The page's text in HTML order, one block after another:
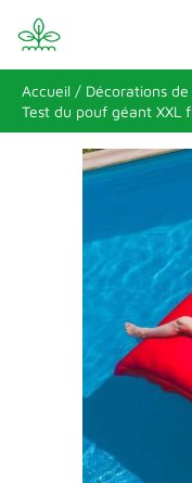
contenu
Accueil
Décorations
Test du pouf géant XXL
Rechercher